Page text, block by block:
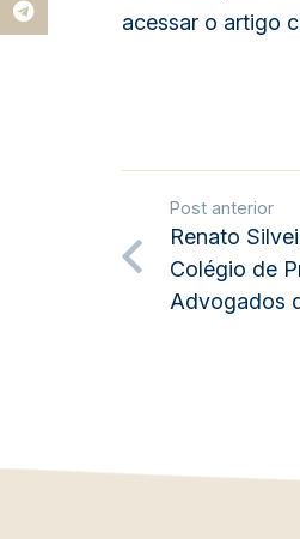
acessar o artigo
Post anterior
Renato
Colégio de
Advogados